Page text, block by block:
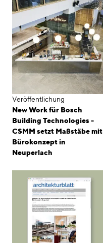
Veröffentlichung
New Work für Bosch
Building Technologies -
CSMM setzt Maßstäbe mit
Bürokonzept in
Neuperlach